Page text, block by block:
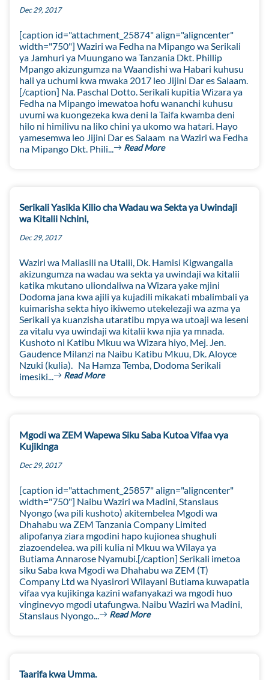
Dec 29, 2017
[caption id="attachment_25874" align="aligncenter"
width="750"] Waziri wa Fedha na Mipango wa Serikali
ya Jamhuri ya Muungano wa Tanzania Dkt. Phillip
Mpango akizungumza na Waandishi wa Habari kuhusu
hali ya uchumi kwa mwaka 2017 leo Jijini Dar es Salaam.
[/caption] Na. Paschal Dotto. Serikali kupitia Wizara ya
Fedha na Mipango imewatoa hofu wananchi kuhusu
uvumi wa kuongezeka kwa deni la Taifa kwamba deni
hilo ni himilivu na liko chini ya ukomo wa hatari. Hayo
yamesemwa leo Jijini Dar es Salaam na Waziri wa Fedha
na Mipango Dkt. Phili...
Read More
Serikali Yasikia Kilio cha Wadau wa Sekta ya Uwindaji
wa Kitalii Nchini,
Dec 29, 2017
Waziri wa Maliasili na Utalii, Dk. Hamisi Kigwangalla
akizungumza na wadau wa sekta ya uwindaji wa kitalii
katika mkutano uliondaliwa na Wizara yake mjini
Dodoma jana kwa ajili ya kujadili mikakati mbalimbali ya
kuimarisha sekta hiyo ikiwemo utekelezaji wa azma ya
Serikali ya kuanzisha utaratibu mpya wa utoaji wa leseni
za vitalu vya uwindaji wa kitalii kwa njia ya mnada.
Kushoto ni Katibu Mkuu wa Wizara hiyo, Mej. Jen.
Gaudence Milanzi na Naibu Katibu Mkuu, Dk. Aloyce
Nzuki (kulia). Na Hamza Temba, Dodoma Serikali
imesiki...
Read More
Mgodi wa ZEM Wapewa Siku Saba Kutoa Vifaa vya
Kujikinga
Dec 29, 2017
[caption id="attachment_25857" align="aligncenter"
width="750"] Naibu Waziri wa Madini, Stanslaus
Nyongo (wa pili kushoto) akitembelea Mgodi wa
Dhahabu wa ZEM Tanzania Company Limited
alipofanya ziara mgodini hapo kujionea shughuli
ziazoendelea. wa pili kulia ni Mkuu wa Wilaya ya
Butiama Annarose Nyamubi.[/caption] Serikali imetoa
siku Saba kwa Mgodi wa Dhahabu wa ZEM (T)
Company Ltd wa Nyasirori Wilayani Butiama kuwapatia
vifaa vya kujikinga kazini wafanyakazi wa mgodi huo
vinginevyo mgodi utafungwa. Naibu Waziri wa Madini,
Stanslaus Nyongo...
Read More
Taarifa kwa Umma.